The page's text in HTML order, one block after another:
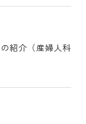
紹介（産婦人科